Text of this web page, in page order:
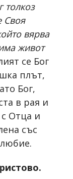
толкоз
Своя
вярва
живот
се Бог
плът,
Бог,
в рая и
Отца и
със